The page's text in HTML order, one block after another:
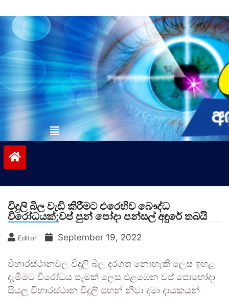
to
contentvinivida.lk
විදුලි බිල වැඩි කිරීමට එරෙහිව බෞද්ධ
විරෝධයක්;වප් පුන් පෝදා පන්සල් අඳුරේ තබයි
Editor September 19, 2022
විහාරස්ථානවල විදුලි බිල දරගත නොහැකි ලෙස ඉහළ
දැමීමට විරෝධය පෑමක් ලෙස එළඹෙන වප් පොහෝදා
සියලු විහාරස්ථාන විදුලි පහන් නිවා දමා දායකයන්